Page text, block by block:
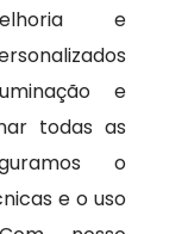
e
e
todas as
o
e o uso